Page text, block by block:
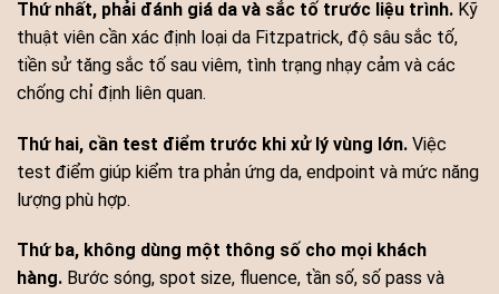
Thứ nhất, phải đánh giá da và sắc tố trước liệu trình. Kỹ
thuật viên cần xác định loại da Fitzpatrick, độ sâu sắc tố,
tiền sử tăng sắc tố sau viêm, tình trạng nhạy cảm và các
chống chỉ định liên quan.
Thứ hai, cần test điểm trước khi xử lý vùng lớn. Việc
test điểm giúp kiểm tra phản ứng da, endpoint và mức năng
lượng phù hợp.
Thứ ba, không dùng một thông số cho mọi khách
hàng. Bước sóng, spot size, fluence, tần số, số pass và